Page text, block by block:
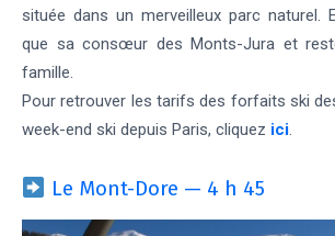
située dans un merveilleux parc naturel.
que sa consœur des Monts-Jura et
famille.
Pour retrouver les tarifs des forfaits ski
week-end ski depuis Paris, cliquez ici.
Le Mont-Dore — 4 h 45